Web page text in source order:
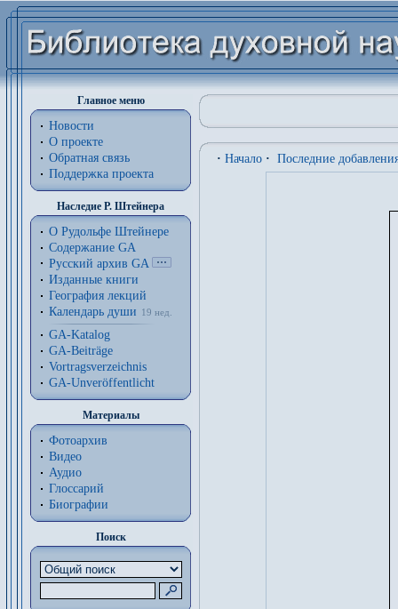
Главное меню
Новости
О проекте
Обратная связь
Поддержка проекта
Наследие Р. Штейнера
О Рудольфе Штейнере
Содержание GA
Русский архив GA
Изданные книги
География лекций
Календарь души
19 нед.
GA-Katalog
GA-Beiträge
Vortragsverzeichnis
GA-Unveröffentlicht
Материалы
Фотоархив
Видео
Аудио
Глоссарий
Биографии
Поиск
· Начало · Последние